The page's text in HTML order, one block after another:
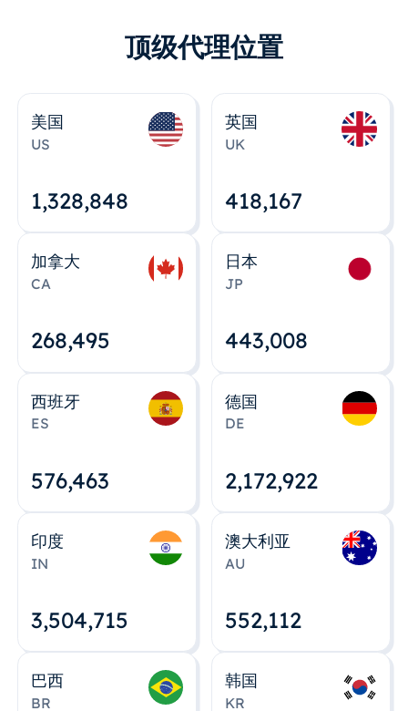
顶级代理位置
美国
US
1,328,848
英国
UK
418,167
加拿大
CA
268,495
日本
JP
443,008
西班牙
ES
576,463
德国
DE
2,172,922
印度
IN
3,504,715
澳大利亚
AU
552,112
巴西
BR
韩国
KR